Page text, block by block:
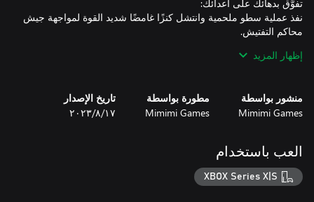
نفذ عملية سطو ملحمية وانتشل كنزًا غامضًا شديد القوة لمواجهة جيش
التالية على سطحها أو رافق زملاءك في الطاقم بينما يستمتعون بحياتهم
تعرف على هؤلاء القراصنة الملاعين الأسطوريين في الكاريبي المفقود.
اكتشف قصص حياتهم من خلال مهام فردية، وتعرف على حقيقتهم وما
إظهار المزيد
منشور بواسطة
Mimimi Games
مطورة بواسطة
Mimimi Games
تاريخ الإصدار
١٧‏/٨‏/٢٠٢٣
العب باستخدام
XBOX Series X|S